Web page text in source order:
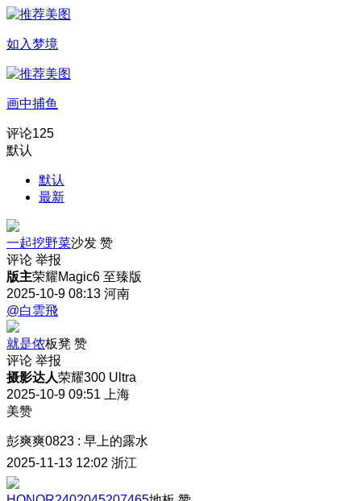
如入梦境
画中捕鱼
评论125
默认
默认
最新
一起挖野菜沙发 赞
评论 举报
版主荣耀Magic6 至臻版
2025-10-9 08:13 河南
@白雲飛
就是侬板凳 赞
评论 举报
摄影达人荣耀300 Ultra
2025-10-9 09:51
上海
美赞
彭爽爽0823 : 早上的露水
2025-11-13 12:02 浙江